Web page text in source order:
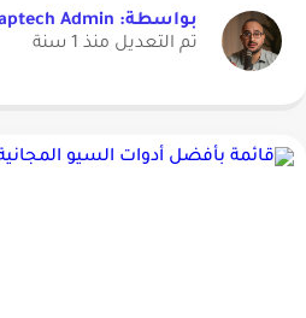
بواسطة: Snaptech Admin
تم التعديل منذ 1 سنة